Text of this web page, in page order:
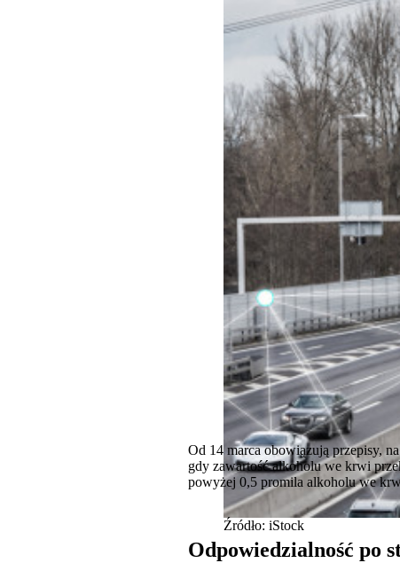
Źródło: iStock
Od 14 marca obowiązują przepisy,
gdy zawartość alkoholu we krwi
powyżej 0,5 promila alkoholu we
Odpowiedzialność po